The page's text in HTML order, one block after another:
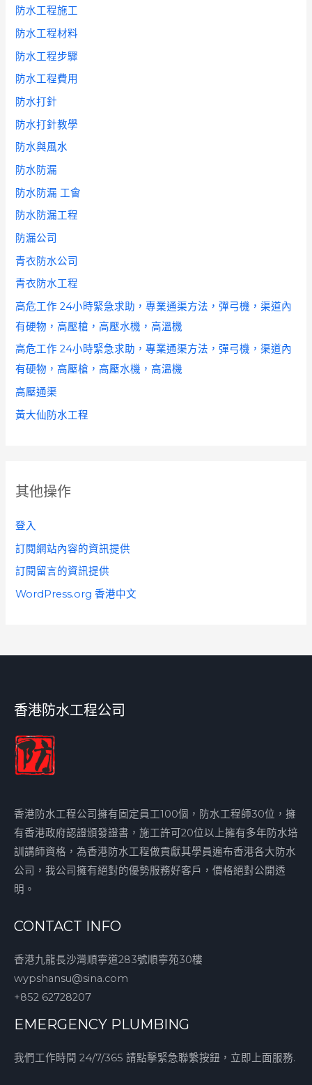
防水工程施工
防水工程材料
防水工程步驟
防水工程費用
防水打針
防水打針教學
防水與風水
防水防漏
防水防漏 工會
防水防漏工程
防漏公司
青衣防水公司
青衣防水工程
高危工作 24小時緊急求助，專業通渠方法，彈弓機，渠道內
有硬物，高壓槍，高壓水機，高溫機
高危工作 24小時緊急求助，專業通渠方法，彈弓機，渠道內
有硬物，高壓槍，高壓水機，高溫機
高壓通渠
黃大仙防水工程
其他操作
登入
訂閱網站內容的資訊提供
訂閱留言的資訊提供
WordPress.org 香港中文
香港防水工程公司
香港防水工程公司擁有固定員工100個，防水工程師30位，擁
有香港政府認證頒發證書，施工許可20位以上擁有多年防水培
訓講師資格，為香港防水工程做貢獻其學員遍布香港各大防水
公司，我公司擁有絕對的優勢服務好客戶，價格絕對公開透
明。
CONTACT INFO
香港九龍長沙灣順寧道283號順寧苑30樓
wypshansu@sina.com
+852 62728207
EMERGENCY PLUMBING
我們工作時間 24/7/365 請點擊緊急聯繫按鈕，立即上面服務.